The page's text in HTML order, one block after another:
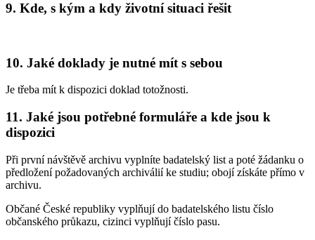
9. Kde, s kým a kdy životní situaci řešit
10. Jaké doklady je nutné mít s sebou
Je třeba mít k dispozici doklad totožnosti.
11. Jaké jsou potřebné formuláře a kde jsou k
dispozici
Při první návštěvě archivu vyplníte badatelský list a poté žádanku o
předložení požadovaných archiválií ke studiu; obojí získáte přímo v
archivu.
Občané České republiky vyplňují do badatelského listu číslo
občanského průkazu, cizinci vyplňují číslo pasu.